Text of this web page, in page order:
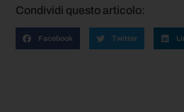
Condividi questo articolo:
Facebook Twitter